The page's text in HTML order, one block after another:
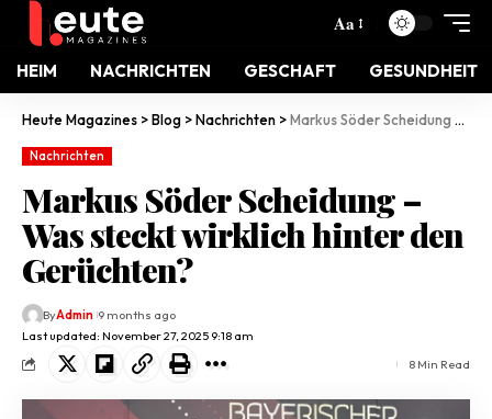
Aa
HEIM NACHRICHTEN GESCHAFT GESUNDHEIT
Heute Magazines >Blog >Nachrichten >Markus Söder Scheidung – Was steckt wirklich hinter den Gerüchten?
Nachrichten
Markus Söder Scheidung –
Was steckt wirklich hinter den
Gerüchten?
Last updated: November 27, 2025 9:18 am
ByAdmin 9 months ago
8 Min Read